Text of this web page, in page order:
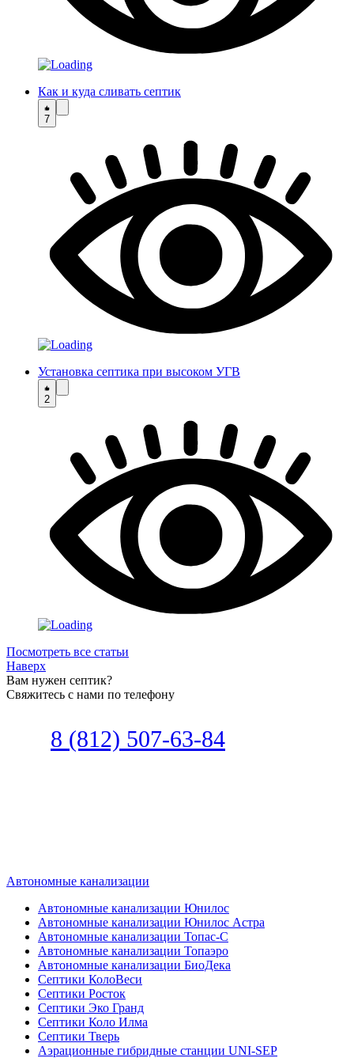
Как и куда сливать септик
7
Установка септика при высоком УГВ
2
Посмотреть все статьи
Наверх
Вам нужен септик?
Свяжитесь с нами по телефону
8 (812) 507-63-84
Автономные канализации
Автономные канализации Юнилос
Автономные канализации Юнилос Астра
Автономные канализации Топас-С
Автономные канализации Топаэро
Автономные канализации БиоДека
Септики КолоВеси
Септики Росток
Септики Эко Гранд
Септики Коло Илма
Септики Тверь
Аэрационные гибридные станции UNI-SEP